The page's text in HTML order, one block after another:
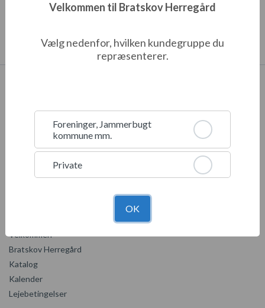
Bratskov Herregård
Fredensdal 8,
9460 Brovst
ejendomscenter@jammerbugt.dk
Velkommen
Bratskov Herregård
Katalog
Kalender
Lejebetingelser
Velkommen til Bratskov Herregård
Vælg nedenfor, hvilken kundegruppe du
repræsenterer.
Foreninger, Jammerbugt
kommune mm.
Private
OK